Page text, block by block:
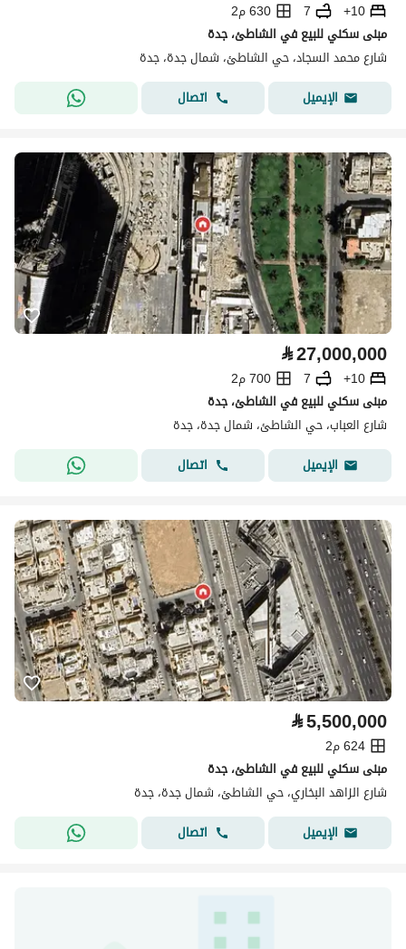
10+
7
630 م2
مبنى سكني للبيع في الشاطئ، جدة
شارع محمد السجاد، حي الشاطئ، شمال جدة، جدة
الإيميل
اتصال
⃁27,000,000
10+
7
700 م2
مبنى سكني للبيع في الشاطئ، جدة
شارع العباب، حي الشاطئ، شمال جدة، جدة
الإيميل
اتصال
⃁5,500,000
624 م2
مبنى سكني للبيع في الشاطئ، جدة
شارع الزاهد البخاري، حي الشاطئ، شمال جدة، جدة
الإيميل
اتصال